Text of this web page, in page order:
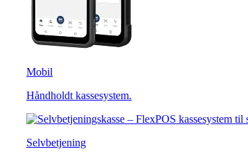
Mobil
Håndholdt kassesystem.
Selvbetjening